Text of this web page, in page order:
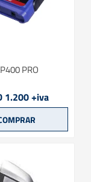
PRO
1.200 +iva